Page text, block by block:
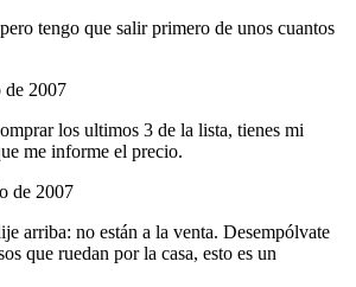
tengo que salir primero de unos cuantos
de 2007
los ultimos 3 de la lista, tienes mi
me informe el precio.
de 2007
arriba: no están a la venta. Desempólvate
que ruedan por la casa, esto es un